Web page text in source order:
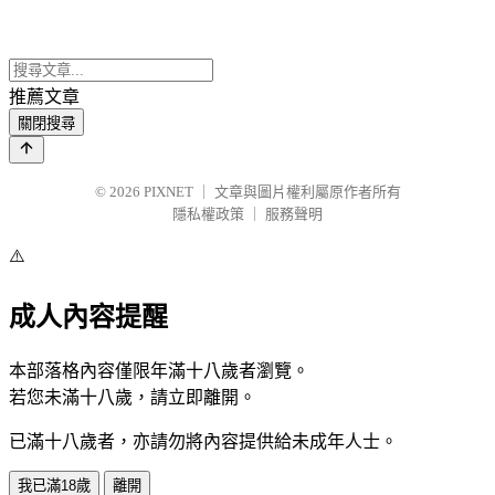
推薦文章
關閉搜尋
© 2026 PIXNET
文章與圖片權利屬原作者所有
隱私權政策
服務聲明
⚠️
成人內容提醒
本部落格內容僅限年滿十八歲者瀏覽。
若您未滿十八歲，請立即離開。
已滿十八歲者，亦請勿將內容提供給未成年人士。
我已滿18歲 離開